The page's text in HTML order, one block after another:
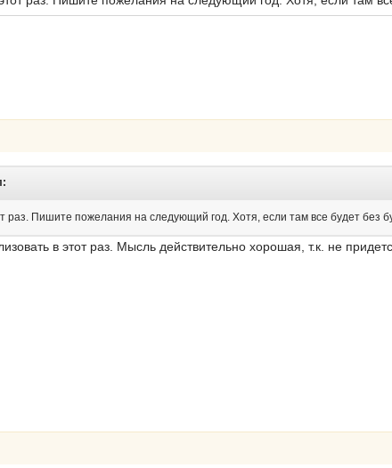
раз. Пишите пожелания на следующий год. Хотя, если там все будет без
в этот раз. Мысль действительно хорошая, т.к. не